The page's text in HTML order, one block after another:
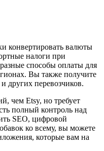
конвертировать валюты
налоги при
способы оплаты для
Вы также получите
других перевозчиков.
чем Etsy, но требует
полный контроль над
SEO, цифровой
ко всему, вы можете
которые вам на